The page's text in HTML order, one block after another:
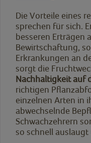
Die Vorteile eines
sprechen für sich.
besseren Erträgen
Bewirtschaftung,
Erkrankungen an
sorgt die
Nachhaltigkeit auf
richtigen
einzelnen Arten in
abwechselnde
Schwachzehrern
so schnell